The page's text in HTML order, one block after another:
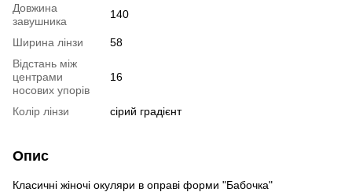
Довжина
завушника
140
Ширина лінзи
58
Відстань між
центрами
носових упорів
16
Колір лінзи сірий градієнт
Опис
Класичні жіночі окуляри в оправі форми "Бабочка"